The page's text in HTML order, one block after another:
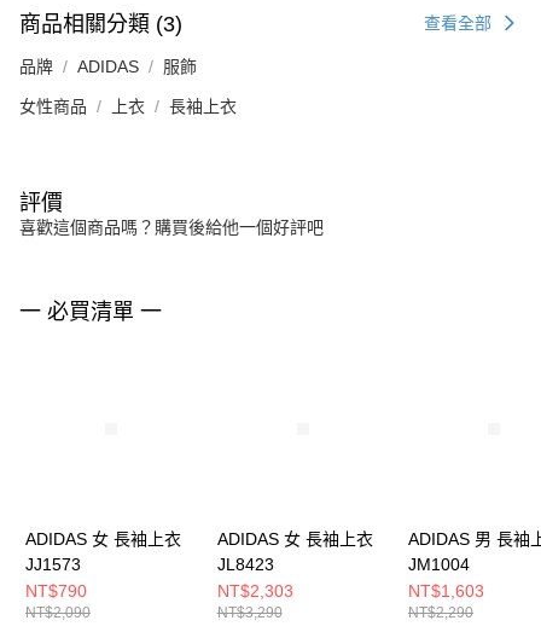
商品相關分類 (3) 查看全部
品牌 ADIDAS 服飾
女性商品 上衣 長袖上衣
評價
喜歡這個商品嗎？購買後給他一個好評吧
一 必買清單 一
ADIDAS 女 長袖上衣
JJ1573
NT$790
NT$2,090
ADIDAS 女 長袖上衣
JL8423
NT$2,303
NT$3,290
ADIDAS 男 長袖
JM1004
NT$1,603
NT$2,290